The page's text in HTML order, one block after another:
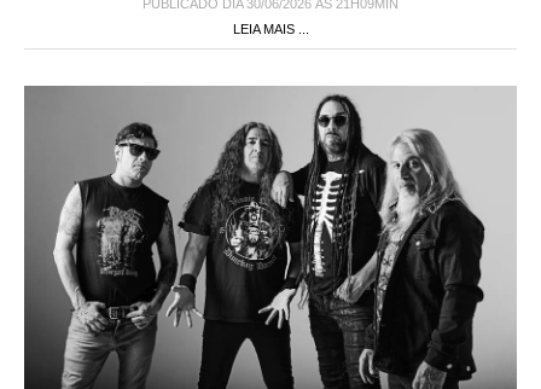
PUBLICADO DIA 30/06/2026 ÀS 21H09MIN
LEIA MAIS ...